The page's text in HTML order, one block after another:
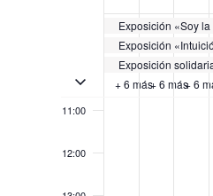
Eventos
Activar/Desactivar eventos de múltiples días
Exposición
Exposición
+ 6 más+ 6 más+ 6
11:00
12:00